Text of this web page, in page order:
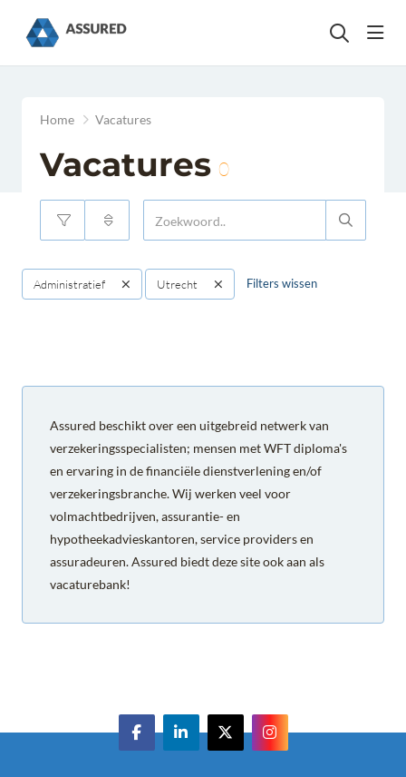
Home Vacatures
Vacatures 0
Administratief Utrecht Filters wissen
Assured beschikt over een uitgebreid netwerk van
verzekeringsspecialisten; mensen met WFT diploma's
en ervaring in de financiële dienstverlening en/of
verzekeringsbranche. Wij werken veel voor
volmachtbedrijven, assurantie- en
hypotheekadvieskantoren, service providers en
assuradeuren. Assured biedt deze site ook aan als
vacaturebank!